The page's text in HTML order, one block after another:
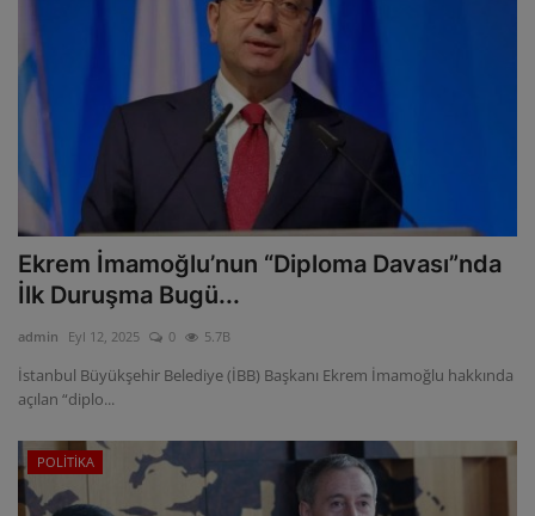
Ekrem İmamoğlu’nun “Diploma Davası”nda
İlk Duruşma Bugü...
admin Eyl 12, 2025 0 5.7B
İstanbul Büyükşehir Belediye (İBB) Başkanı Ekrem İmamoğlu hakkında
açılan “diplo...
POLİTİKA